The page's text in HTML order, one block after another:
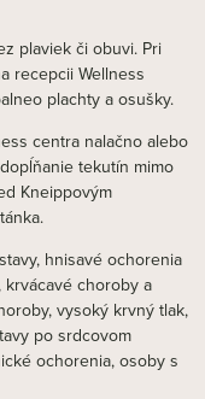
plaviek či obuvi. Pri
recepcii Wellness
plachty a osušky.
centra nalačno alebo
tekutín mimo
Kneippovým
hnisavé ochorenia
choroby a
vysoký krvný tlak,
po srdcovom
ochorenia, osoby s